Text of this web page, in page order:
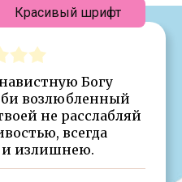
Богу
возлюбленный
не расслабляй
всегда
и излишнею.
Красивый шрифт